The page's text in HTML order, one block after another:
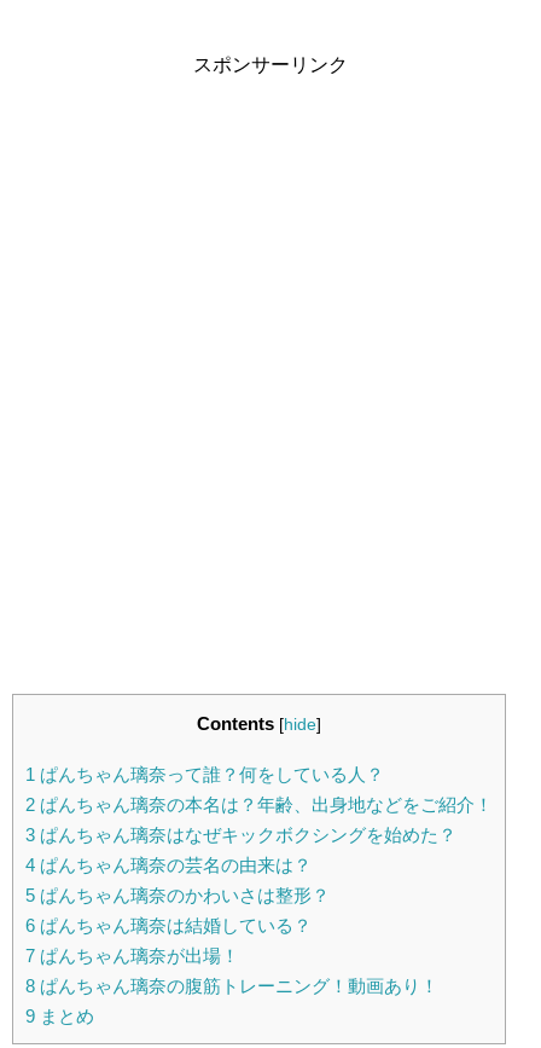
スポンサーリンク
Contents [hide]
1 ぱんちゃん璃奈って誰？何をしている人？
2 ぱんちゃん璃奈の本名は？年齢、出身地などをご紹介！
3 ぱんちゃん璃奈はなぜキックボクシングを始めた？
4 ぱんちゃん璃奈の芸名の由来は？
5 ぱんちゃん璃奈のかわいさは整形？
6 ぱんちゃん璃奈は結婚している？
7 ぱんちゃん璃奈が出場！
8 ぱんちゃん璃奈の腹筋トレーニング！動画あり！
9 まとめ